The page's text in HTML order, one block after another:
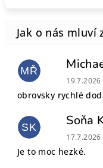
MŘ
19.7.2026
obrovsky rychlé
SK Soňa
17.7.2026
Je to moc hezké.